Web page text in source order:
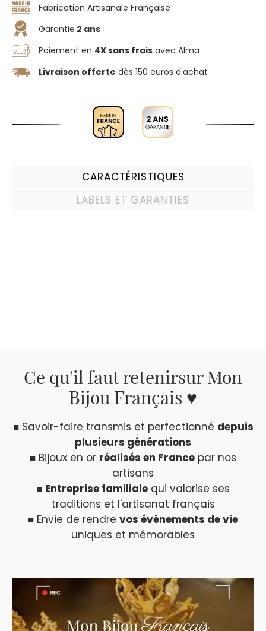
Fabrication Artisanale Française
Garantie 2 ans
Paiement en 4X sans frais avec Alma
Livraison offerte dès 150 euros d'achat
CARACTÉRISTIQUES
LABELS ET GARANTIES
Ce qu'il faut retenirsur Mon
Bijou Français ♥
■ Savoir-faire transmis et perfectionné depuis
plusieurs générations
■ Bijoux en or réalisés en France par nos
artisans
■ Entreprise familiale qui valorise ses
traditions et l'artisanat français
■ Envie de rendre vos événements de vie
uniques et mémorables